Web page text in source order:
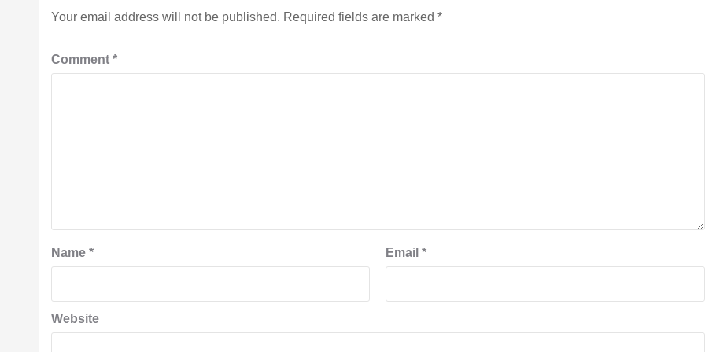
Your email address will not be published. Required fields are marked*
Comment*
Name* Email*
Website
सदस्य के रूप में अपनी उम्मीदवारी दे चुकी रेणु दाहाल ने कहा है